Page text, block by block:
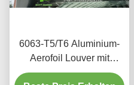
6063-T5/T6 Aluminium-
Aerofoil Louver mit
PVDF-Farbveredelung in